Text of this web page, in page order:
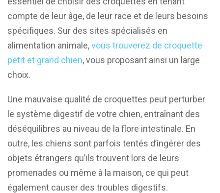
compte de leur âge, de leur race et de leurs besoins
spécifiques. Sur des sites spécialisés en
alimentation animale,vous trouverez de croquette
petit et grand chien, vous proposant ainsi un large
choix.
Une mauvaise qualité de croquettes peut perturber
le système digestif de votre chien, entraînant des
déséquilibres au niveau de la flore intestinale. En
outre, les chiens sont parfois tentés d’ingérer des
objets étrangers qu’ils trouvent lors de leurs
promenades ou même à la maison, ce qui peut
également causer des troubles digestifs.